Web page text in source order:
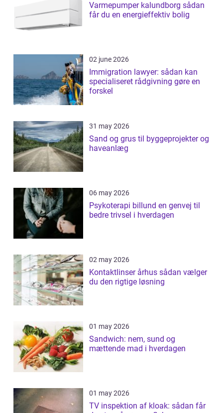
Varmepumper kalundborg sådan
får du en energieffektiv bolig
02 june 2026
Immigration lawyer: sådan kan
specialiseret rådgivning gøre en
forskel
31 may 2026
Sand og grus til byggeprojekter og
haveanlæg
06 may 2026
Psykoterapi billund en genvej til
bedre trivsel i hverdagen
02 may 2026
Kontaktlinser århus sådan vælger
du den rigtige løsning
01 may 2026
Sandwich: nem, sund og
mættende mad i hverdagen
01 may 2026
TV inspektion af kloak: sådan får